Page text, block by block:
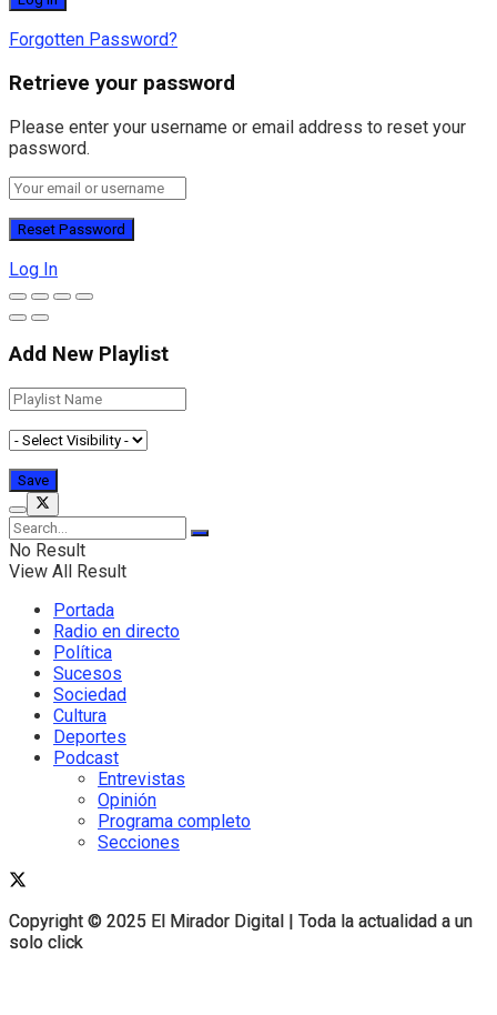
Copyright © 2025 El Mirador Digital | Toda la actualidad a un
solo click
Forgotten Password?
Retrieve your password
Please enter your username or email address to reset your
password.
Log In
Add New Playlist
No Result
View All Result
Portada
Radio en directo
Política
Sucesos
Sociedad
Cultura
Deportes
Podcast
Entrevistas
Opinión
Programa completo
Secciones
Copyright © 2025 El Mirador Digital | Toda la actualidad a un
solo click